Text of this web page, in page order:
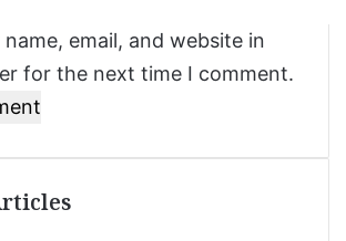
name, email, and website in
for the next time I comment.